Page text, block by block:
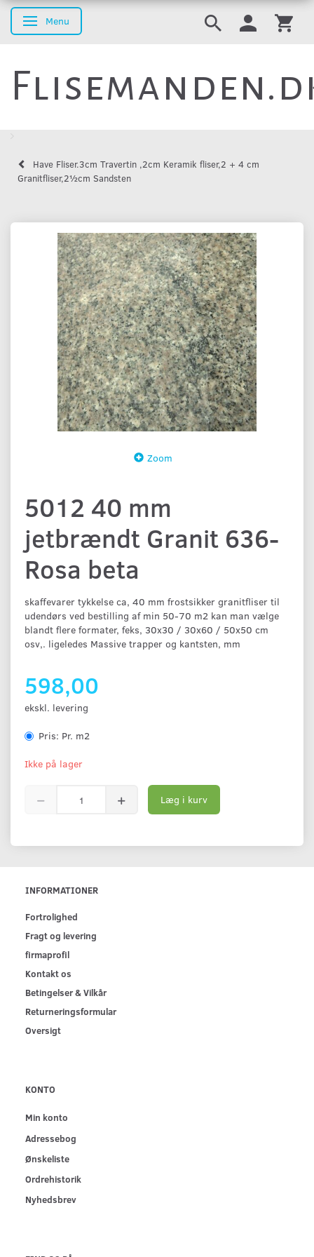
Skifte navigation
Menu
Have Fliser.3cm Travertin ,2cm Keramik fliser,2 + 4 cm
Granitfliser,2½cm Sandsten
Zoom
5012 40 mm
jetbrændt Granit 636-
Rosa beta
skaffevarer tykkelse ca, 40 mm frostsikker granitfliser til
udendørs ved bestilling af min 50-70 m2 kan man vælge
blandt flere formater, feks, 30x30 / 30x60 / 50x50 cm
osv,. ligeledes Massive trapper og kantsten, mm
598,00
ekskl. levering
Pris: Pr. m2
Ikke på lager
Læg i kurv
INFORMATIONER
Fortrolighed
Fragt og levering
firmaprofil
Kontakt os
Betingelser & Vilkår
Returneringsformular
Oversigt
KONTO
Min konto
Adressebog
Ønskeliste
Ordrehistorik
Nyhedsbrev